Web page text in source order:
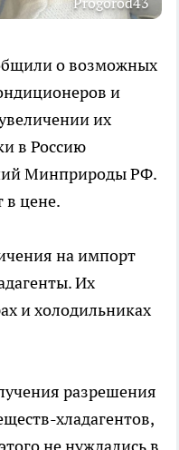
о возможных
и
их
в Россию
Минприроды РФ.
в цене.
на импорт
Их
и холодильниках
разрешения
хладагентов,
не нуждались в